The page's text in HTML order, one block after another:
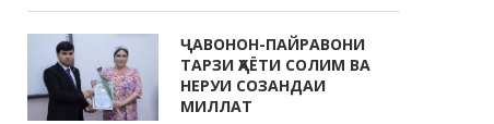
ҶАВОНОН-ПАЙРАВОНИ
ТАРЗИ ҲАЁТИ СОЛИМ ВА
НЕРУИ СОЗАНДАИ
МИЛЛАТ